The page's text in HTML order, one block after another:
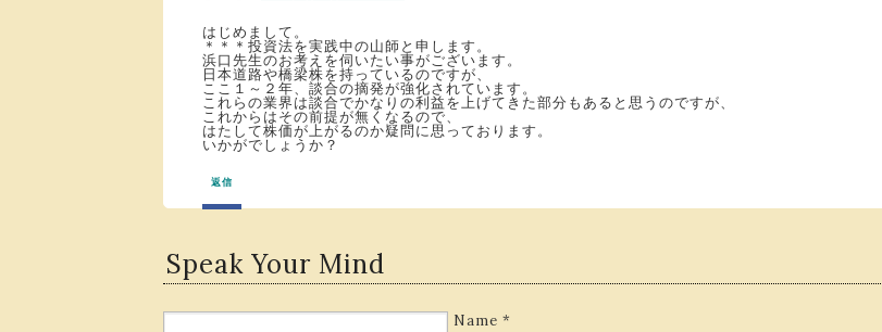
はじめまして。
＊＊＊投資法を実践中の山師と申します。
浜口先生のお考えを伺いたい事がございます。
日本道路や橋梁株を持っているのですが、
ここ１～２年、談合の摘発が強化されています。
これらの業界は談合でかなりの利益を上げてきた部分もあると思うのですが、
これからはその前提が無くなるので、
はたして株価が上がるのか疑問に思っております。
いかがでしょうか？
返信
Speak Your Mind
Name *